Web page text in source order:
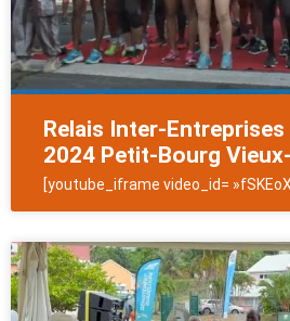
Relais Inter-Entreprises
2024 Petit-Bourg
[youtube_iframe video_id=